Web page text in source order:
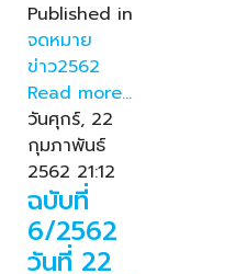
Published in
จดหมาย
ข่าว2562
Read more...
วันศุกร์, 22
กุมภาพันธ์
2562 21:12
ฉบับที่
6/2562
วันที่ 22